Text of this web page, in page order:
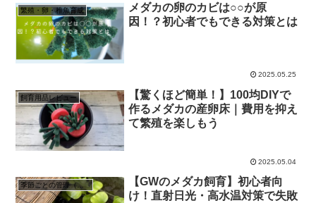
繁殖・卵・稚魚育成
メダカの卵のカビは○○が原
因！？初心者でもできる対策とは
2025.05.25
飼育用品レビュー
【驚くほど簡単！】100均DIYで
作るメダカの産卵床｜費用を抑え
て繁殖を楽しもう
2025.05.04
季節ごとの管理（夏・冬）
【GWのメダカ飼育】初心者向
け！直射日光・高水温対策で失敗